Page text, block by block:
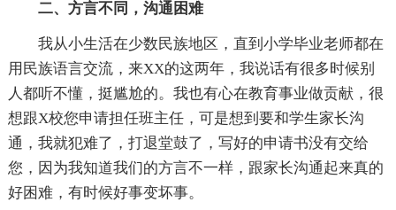
二、方言不同，沟通困难
我从小生活在少数民族地区，直到小学毕业老师都在
用民族语言交流，来XX的这两年，我说话有很多时候别
人都听不懂，挺尴尬的。我也有心在教育事业做贡献，很
想跟X校您申请担任班主任，可是想到要和学生家长沟
通，我就犯难了，打退堂鼓了，写好的申请书没有交给
您，因为我知道我们的方言不一样，跟家长沟通起来真的
好困难，有时候好事变坏事。